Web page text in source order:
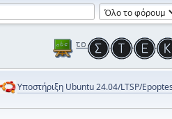
Υποστήριξη Ubuntu 24.04/LTSP/